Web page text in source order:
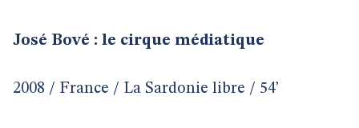
José Bové : le cirque médiatique
2008 / France / La Sardonie libre / 54’